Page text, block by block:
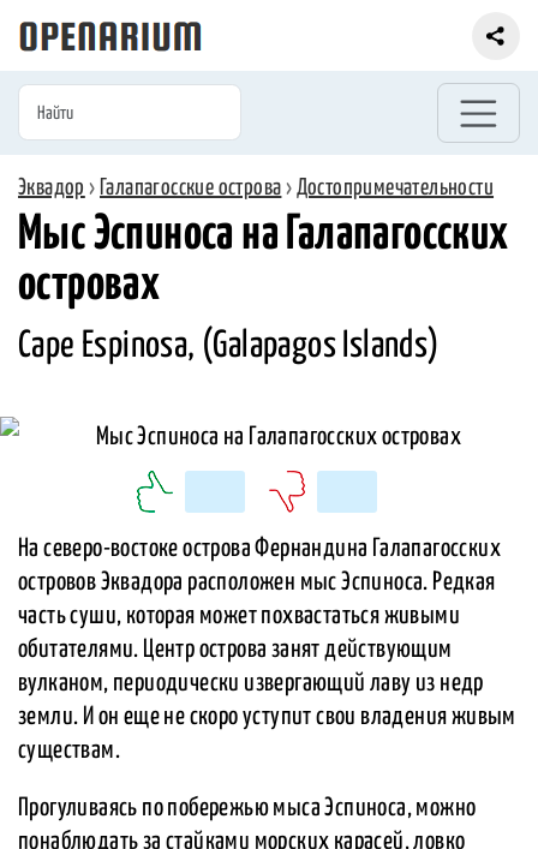
Эквадор › Галапагосские острова › Достопримечательности
Мыс Эспиноса на Галапагосских
островах
Cape Espinosa, (Galapagos Islands)
На северо-востоке острова Фернандина Галапагосских
островов Эквадора расположен мыс Эспиноса. Редкая
часть суши, которая может похвастаться живыми
обитателями. Центр острова занят действующим
вулканом, периодически извергающий лаву из недр
земли. И он еще не скоро уступит свои владения живым
существам.
Прогуливаясь по побережью мыса Эспиноса, можно
понаблюдать за стайками морских карасей, ловко